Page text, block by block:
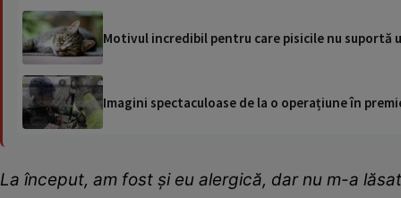
Motivul incredibil pentru care pisicile nu suportă
Imagini spectaculoase de la o operațiune în
La început, am fost și eu alergică, dar nu m-a